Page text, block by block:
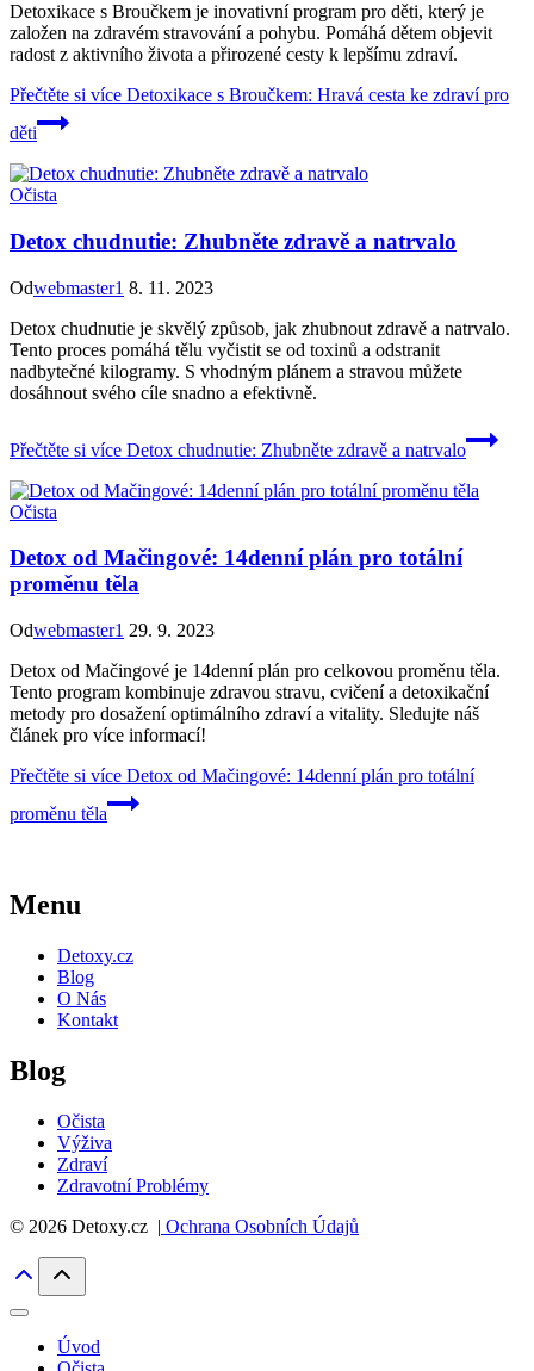
Detoxikace s Broučkem je inovativní program pro děti, který je
založen na zdravém stravování a pohybu. Pomáhá dětem objevit
radost z aktivního života a přirozené cesty k lepšímu zdraví.
Přečtěte si více Detoxikace s Broučkem: Hravá cesta ke zdraví pro
děti
Očista
Detox chudnutie: Zhubněte zdravě a natrvalo
Odwebmaster1 8. 11. 2023
Detox chudnutie je skvělý způsob, jak zhubnout zdravě a natrvalo.
Tento proces pomáhá tělu vyčistit se od toxinů a odstranit
nadbytečné kilogramy. S vhodným plánem a stravou můžete
dosáhnout svého cíle snadno a efektivně.
Přečtěte si více Detox chudnutie: Zhubněte zdravě a natrvalo
Očista
Detox od Mačingové: 14denní plán pro totální
proměnu těla
Odwebmaster1 29. 9. 2023
Detox od Mačingové je 14denní plán pro celkovou proměnu těla.
Tento program kombinuje zdravou stravu, cvičení a detoxikační
metody pro dosažení optimálního zdraví a vitality. Sledujte náš
článek pro více informací!
Přečtěte si více Detox od Mačingové: 14denní plán pro totální
proměnu těla
Menu
Detoxy.cz
Blog
O Nás
Kontakt
Blog
Očista
Výživa
Zdraví
Zdravotní Problémy
© 2026 Detoxy.cz | Ochrana Osobních Údajů
Úvod